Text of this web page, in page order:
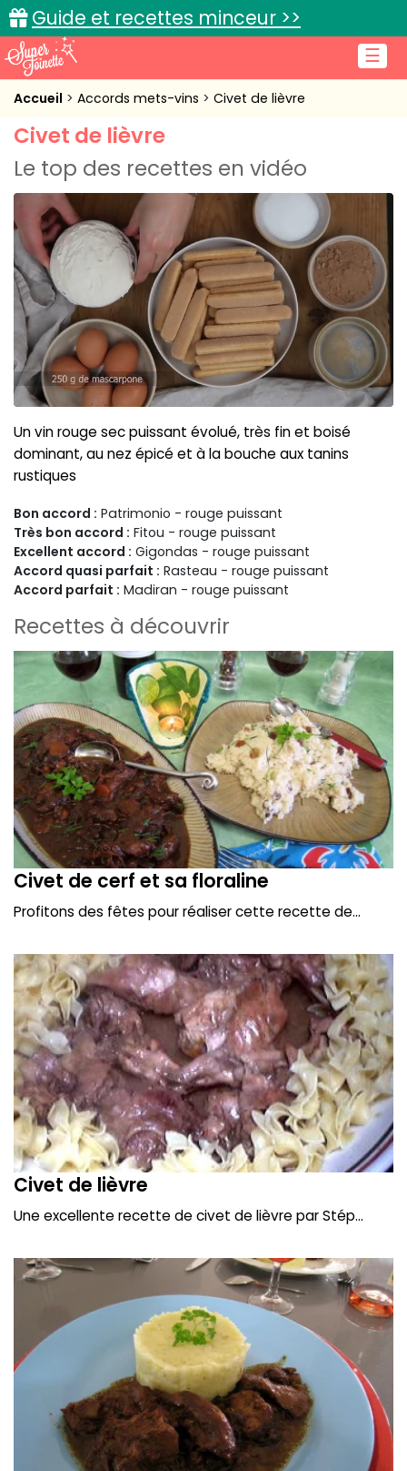
☰
Guide et recettes minceur >>
Accueil
Recettes de cuisine
Cuisine pratique
L'actu cuisine
Connexion
Accueil Accords mets-vins Civet de lièvre
Civet de lièvre
Le top des recettes en vidéo
Un vin rouge sec puissant évolué, très fin et boisé
dominant, au nez épicé et à la bouche aux tanins
rustiques
Bon accord : Patrimonio - rouge puissant
Très bon accord : Fitou - rouge puissant
Excellent accord : Gigondas - rouge puissant
Accord quasi parfait : Rasteau - rouge puissant
Accord parfait : Madiran - rouge puissant
Recettes à découvrir
Civet de cerf et sa floraline
Profitons des fêtes pour réaliser cette recette de...
Civet de lièvre
Une excellente recette de civet de lièvre par Stép...